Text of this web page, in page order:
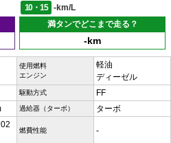
10・15
-km/L
満タンでどこまで走る？
-km
使用燃料
エンジン
軽油
ディーゼル
駆動方式 FF
過給器（ターボ） ターボ
燃費性能 -